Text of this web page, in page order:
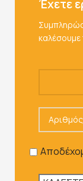
Έχετε
καλέσουμε